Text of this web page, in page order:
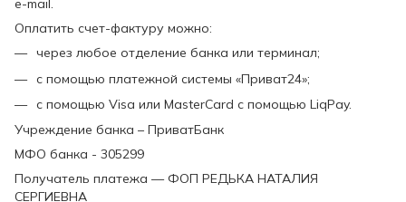
e-mail.
Оплатить счет-фактуру можно:
через любое отделение банка или терминал;
с помощью платежной системы «Приват24»;
с помощью Visa или MasterCard с помощью LiqPay.
Учреждение банка – ПриватБанк
МФО банка - 305299
Получатель платежа — ФОП РЕДЬКА НАТАЛИЯ
СЕРГИЕВНА